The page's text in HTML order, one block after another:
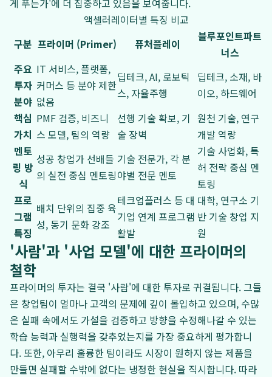
게 푸는가'에 더 집중하고 있음을 보여줍니다.
액셀러레이터별 특징 비교
구분 프라이머 (Primer) 퓨처플레이
블루포인트파트
너스
주요
투자
분야
IT 서비스, 플랫폼,
커머스 등 분야 제한
없음
딥테크, AI, 로보틱
스, 자율주행
딥테크, 소재, 바
이오, 하드웨어
핵심
가치
PMF 검증, 비즈니
스 모델, 팀의 역량
선행 기술 확보, 기
술 장벽
원천 기술, 연구
개발 역량
멘토
링 방
식
성공 창업가 선배들
의 실전 중심 멘토링
기술 전문가, 각 분
야별 전문 멘토
기술 사업화, 특
허 전략 중심 멘
토링
프로
그램
특징
배치 단위의 집중 육
성, 동기 문화 강조
테크업플러스 등 대
기업 연계 프로그램
활발
대학, 연구소 기
반 기술 창업 지
원
'사람'과 '사업 모델'에 대한 프라이머의
철학
프라이머의 투자는 결국 '사람'에 대한 투자로 귀결됩니다. 그들
은 창업팀이 얼마나 고객의 문제에 깊이 몰입하고 있으며, 수많
은 실패 속에서도 가설을 검증하고 방향을 수정해나갈 수 있는
학습 능력과 실행력을 갖추었는지를 가장 중요하게 평가합니
다. 또한, 아무리 훌륭한 팀이라도 시장이 원하지 않는 제품을
만들면 실패할 수밖에 없다는 냉정한 현실을 직시합니다. 따라